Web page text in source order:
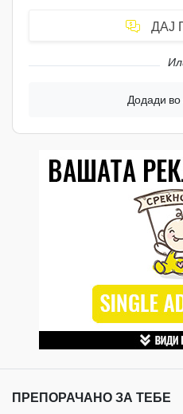
ДАЈ
Додади
ПРЕПОРАЧАНО ЗА ТЕБЕ